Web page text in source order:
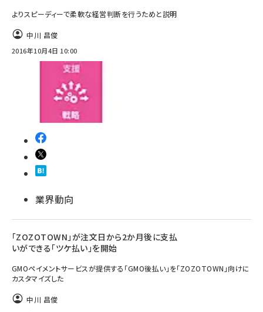
よりスピーディーで柔軟な経営判断を行うためと説明
中川 昌俊
2016年10月4日 10:00
業界動向
「ZOZOTOWN」が注文日から2か月後に支払
いができる「ツケ払い」を開始
GMOペイメントサービスが提供する「GMO後払い」を「ZOZOTOWN」向けに
カスタマイズした
中川 昌俊